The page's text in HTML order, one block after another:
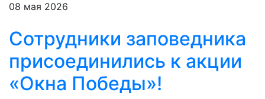
08 мая 2026
Сотрудники заповедника
присоединились к акции
«Окна Победы»!